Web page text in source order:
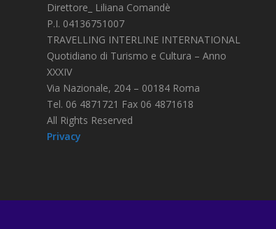
Direttore_ Liliana Comandè
P.I. 04136751007
TRAVELLING INTERLINE INTERNATIONAL
Quotidiano di Turismo e Cultura – Anno
XXXIV
Via Nazionale, 204 – 00184 Roma
Tel. 06 4871721 Fax 06 4871618
All Rights Reserved
Privacy